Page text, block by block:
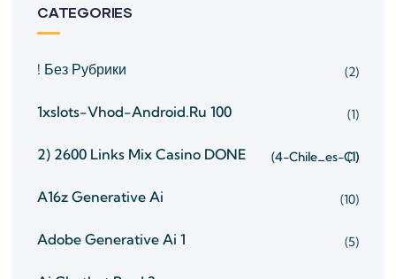
CATEGORIES
! Без Рубрики (2)
1xslots-Vhod-Android.ru 100 (1)
2) 2600 Links Mix Casino (4-Chile_es-Cl)
DONE (1)
A16z Generative Ai (10)
Adobe Generative Ai 1 (5)